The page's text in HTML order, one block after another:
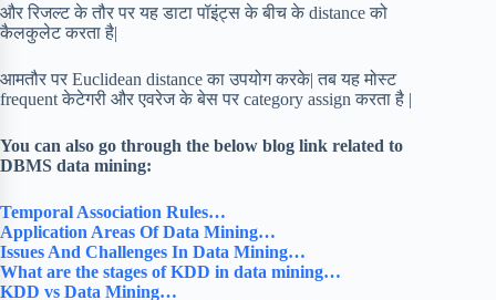
और रिजल्ट के तौर पर यह डाटा पॉइंट्स के बीच के distance को
कैलकुलेट करता है|
आमतौर पर Euclidean distance का उपयोग करके| तब यह मोस्ट
frequent केटेगरी और एवरेज के बेस पर category assign करता है |
You can also go through the below blog link related to
DBMS data mining:
Temporal Association Rules…
Application Areas Of Data Mining…
Issues And Challenges In Data Mining…
What are the stages of KDD in data mining…
KDD vs Data Mining…